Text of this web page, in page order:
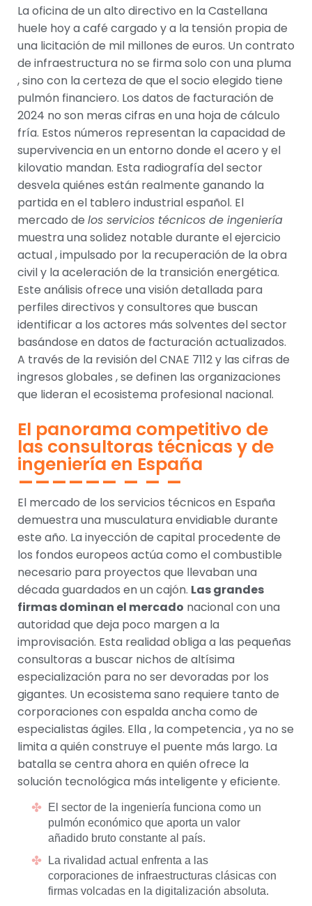
La oficina de un alto directivo en la Castellana
huele hoy a café cargado y a la tensión propia de
una licitación de mil millones de euros. Un contrato
de infraestructura no se firma solo con una pluma
, sino con la certeza de que el socio elegido tiene
pulmón financiero. Los datos de facturación de
2024 no son meras cifras en una hoja de cálculo
fría. Estos números representan la capacidad de
supervivencia en un entorno donde el acero y el
kilovatio mandan. Esta radiografía del sector
desvela quiénes están realmente ganando la
partida en el tablero industrial español. El
mercado de los servicios técnicos de ingeniería
muestra una solidez notable durante el ejercicio
actual , impulsado por la recuperación de la obra
civil y la aceleración de la transición energética.
Este análisis ofrece una visión detallada para
perfiles directivos y consultores que buscan
identificar a los actores más solventes del sector
basándose en datos de facturación actualizados.
A través de la revisión del CNAE 7112 y las cifras de
ingresos globales , se definen las organizaciones
que lideran el ecosistema profesional nacional.
El panorama competitivo de
las consultoras técnicas y de
ingeniería en España
El mercado de los servicios técnicos en España
demuestra una musculatura envidiable durante
este año. La inyección de capital procedente de
los fondos europeos actúa como el combustible
necesario para proyectos que llevaban una
década guardados en un cajón. Las grandes
firmas dominan el mercado nacional con una
autoridad que deja poco margen a la
improvisación. Esta realidad obliga a las pequeñas
consultoras a buscar nichos de altísima
especialización para no ser devoradas por los
gigantes. Un ecosistema sano requiere tanto de
corporaciones con espalda ancha como de
especialistas ágiles. Ella , la competencia , ya no se
limita a quién construye el puente más largo. La
batalla se centra ahora en quién ofrece la
solución tecnológica más inteligente y eficiente.
El sector de la ingeniería funciona como un
pulmón económico que aporta un valor
añadido bruto constante al país.
La rivalidad actual enfrenta a las
corporaciones de infraestructuras clásicas con
firmas volcadas en la digitalización absoluta.